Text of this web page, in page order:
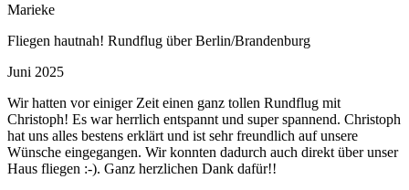
Marieke
Fliegen hautnah! Rundflug über Berlin/Brandenburg
Juni 2025
Wir hatten vor einiger Zeit einen ganz tollen Rundflug mit
Christoph! Es war herrlich entspannt und super spannend. Christoph
hat uns alles bestens erklärt und ist sehr freundlich auf unsere
Wünsche eingegangen. Wir konnten dadurch auch direkt über unser
Haus fliegen :-). Ganz herzlichen Dank dafür!!